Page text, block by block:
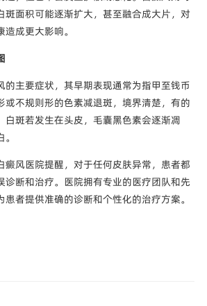
斑面积可能逐渐扩大，甚至融合成大片，对
成更大影响。
的主要症状，其早期表现通常为指甲至钱币
或不规则形的色素减退斑，境界清楚，有的
白斑若发生在头皮，毛囊黑色素会逐渐凋
癜风医院提醒，对于任何皮肤异常，患者都
诊断和治疗。医院拥有专业的医疗团队和先
者提供准确的诊断和个性化的治疗方案。